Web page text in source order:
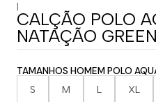
|
CALÇÃO POLO
NATAÇÃO
TAMANHOS HOMEM POLO
S M L XL